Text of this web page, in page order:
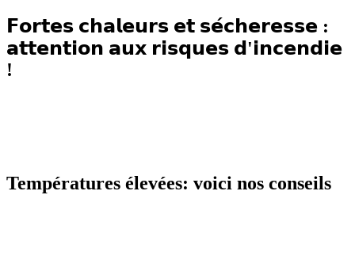
𝗙𝗼𝗿𝘁𝗲𝘀 𝗰𝗵𝗮𝗹𝗲𝘂𝗿𝘀 𝗲𝘁 𝘀𝗲́𝗰𝗵𝗲𝗿𝗲𝘀𝘀𝗲 :
𝗮𝘁𝘁𝗲𝗻𝘁𝗶𝗼𝗻 𝗮𝘂𝘅 𝗿𝗶𝘀𝗾𝘂𝗲𝘀 𝗱'𝗶𝗻𝗰𝗲𝗻𝗱𝗶𝗲
!
Températures élevées: voici nos conseils